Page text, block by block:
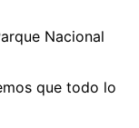
Nacional
que todo lo